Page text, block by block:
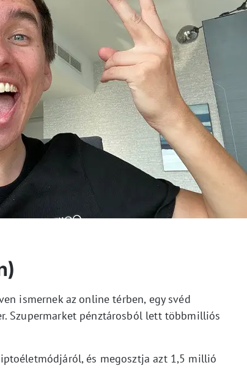
ismernek az online térben, egy svéd
Szupermarket pénztárosból lett többmilliós
és megosztja azt 1,5 millió